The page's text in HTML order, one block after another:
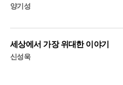
양기성
세상에서 가장 위대한 이야기
신성욱